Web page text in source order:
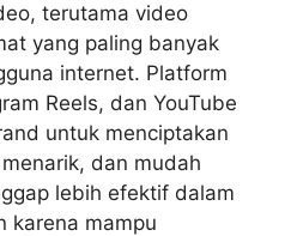
terutama video
yang paling banyak
internet. Platform
Reels, dan YouTube
untuk menciptakan
dan mudah
lebih efektif dalam
karena mampu